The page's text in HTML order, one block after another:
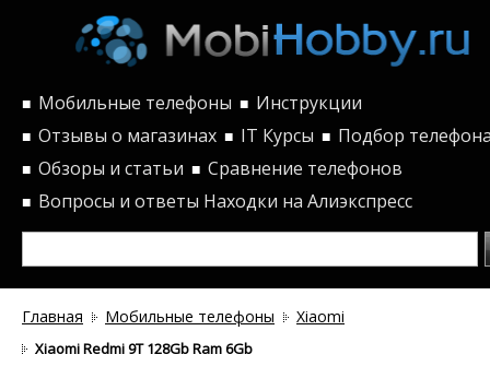
■ Мобильные телефоны ■ Инструкции
■ Отзывы о магазинах ■ IT Курсы ■ Подбор
■ Обзоры и статьи ■ Сравнение телефонов
■ Вопросы и ответы Находки на Алиэкспресс
Главная Мобильные телефоны Xiaomi
Xiaomi Redmi 9T 128Gb Ram 6Gb